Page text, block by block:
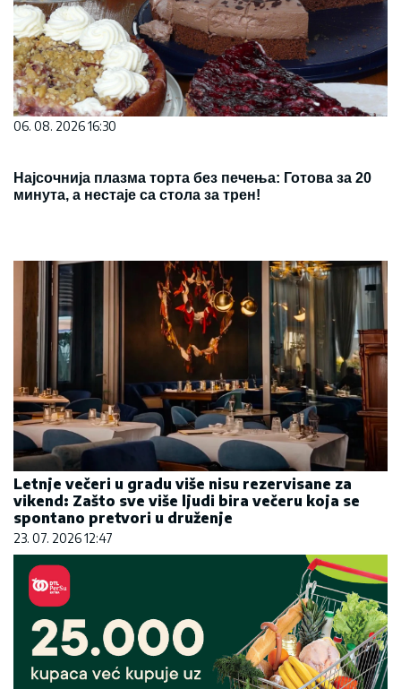
06. 08. 2026 16:30
Најсочнија плазма торта без печења: Готова за 20
минута, а нестаје са стола за трен!
Letnje večeri u gradu više nisu rezervisane za
vikend: Zašto sve više ljudi bira večeru koja se
spontano pretvori u druženje
23. 07. 2026 12:47